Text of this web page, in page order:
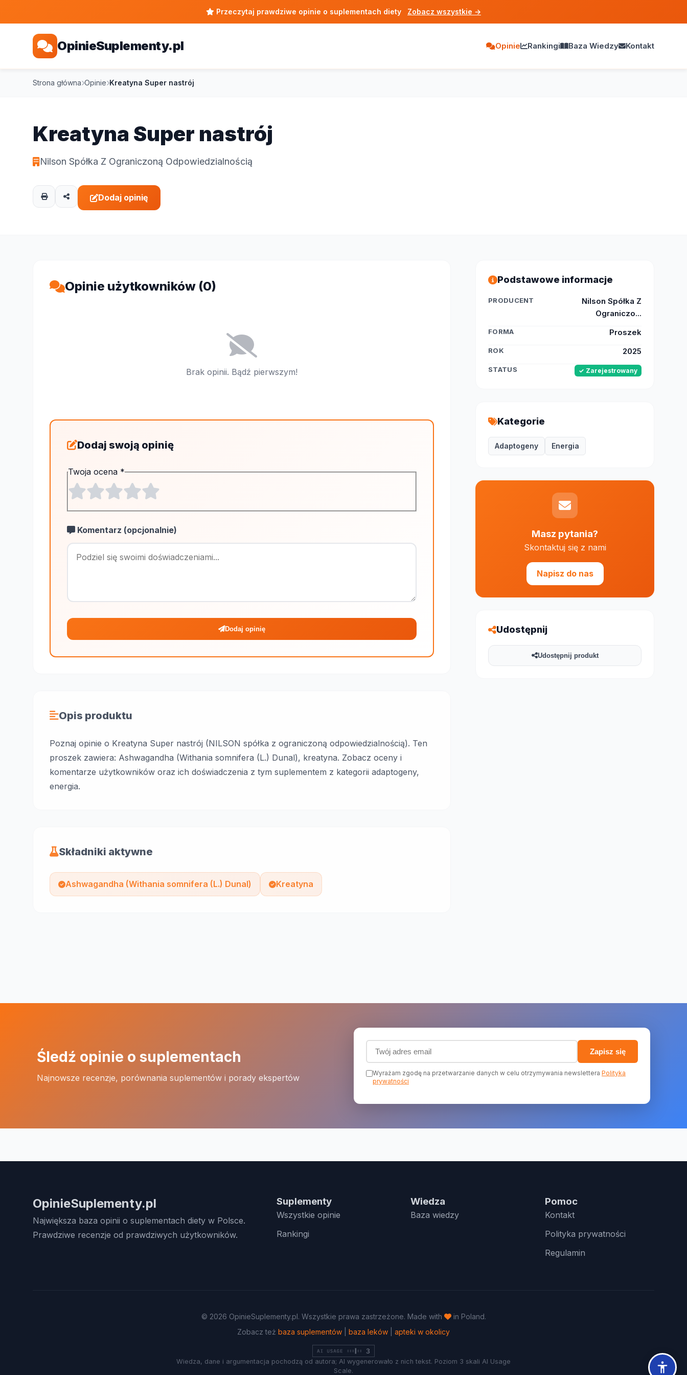
Przeczytaj prawdziwe opinie o suplementach diety Zobacz wszystkie →
OpinieSuplementy.pl Opinie Rankingi Baza Wiedzy Kontakt
Strona główna Opinie Kreatyna Super nastrój
Kreatyna Super nastrój
Nilson Spółka Z Ograniczoną Odpowiedzialnością
Dodaj opinię
Opinie użytkowników (0)
Brak opinii. Bądź pierwszym!
Dodaj swoją opinię
Twoja ocena *
Komentarz (opcjonalnie)
Maksymalnie 1000 znaków
Dodaj opinię
Opis produktu
Poznaj opinie o Kreatyna Super nastrój (NILSON spółka z ograniczoną odpowiedzialnością). Ten
proszek zawiera: Ashwagandha (Withania somnifera (L.) Dunal), kreatyna. Zobacz oceny i
komentarze użytkowników oraz ich doświadczenia z tym suplementem z kategorii adaptogeny,
energia.
Składniki aktywne
Ashwagandha (Withania somnifera (L.) Dunal) Kreatyna
Podstawowe informacje
PRODUCENT
Nilson Spółka Z
Ograniczo...
FORMA Proszek
ROK 2025
STATUS ✓ Zarejestrowany
Kategorie
Adaptogeny Energia
Masz pytania?
Skontaktuj się z nami
Napisz do nas
Udostępnij
Udostępnij produkt
Śledź opinie o suplementach
Najnowsze recenzje, porównania suplementów i porady ekspertów
Adres email (wymagany)
Zapisz się
Wyrażam zgodę na przetwarzanie danych w celu otrzymywania newslettera Polityka
prywatności
OpinieSuplementy.pl
Największa baza opinii o suplementach diety w Polsce.
Prawdziwe recenzje od prawdziwych użytkowników.
Suplementy
Wszystkie opinie
Rankingi
Wiedza
Baza wiedzy
Pomoc
Kontakt
Polityka prywatności
Regulamin
© 2026 OpinieSuplementy.pl. Wszystkie prawa zastrzeżone. Made with
in Poland.
Zobacz też baza suplementów baza leków apteki w okolicy
Wiedza, dane i argumentacja pochodzą od autora; AI wygenerowało z nich tekst. Poziom 3 skali AI Usage
Scale.